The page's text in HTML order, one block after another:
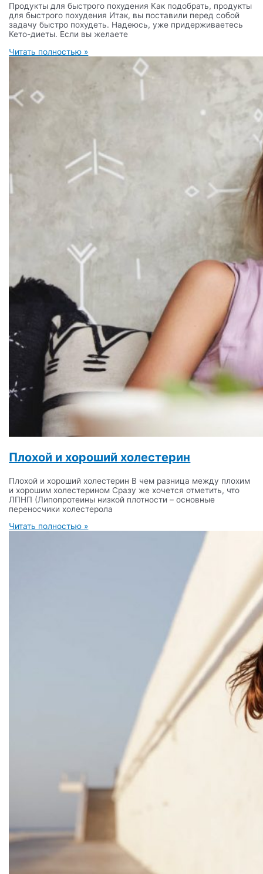
Продукты для быстрого похудения Как подобрать, продукты
для быстрого похудения Итак, вы поставили перед собой
задачу быстро похудеть. Надеюсь, уже придерживаетесь
Кето-диеты. Если вы желаете
Читать полностью »
Плохой и хороший холестерин
Плохой и хороший холестерин В чем разница между плохим
и хорошим холестерином Сразу же хочется отметить, что
ЛПНП (Липопротеины низкой плотности – основные
переносчики холестерола
Читать полностью »